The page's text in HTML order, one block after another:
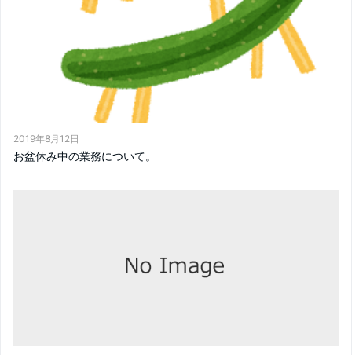
2019年8月12日
お盆休み中の業務について。